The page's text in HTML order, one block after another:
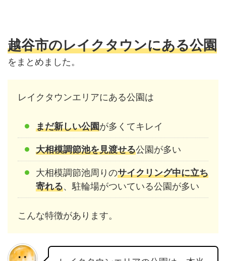
越谷市のレイクタウンにある公園
をまとめました。
レイクタウンエリアにある公園は
まだ新しい公園が多くてキレイ
大相模調節池を見渡せる公園が多い
大相模調節池周りのサイクリング中に立ち
寄れる、駐輪場がついている公園が多い
こんな特徴があります。